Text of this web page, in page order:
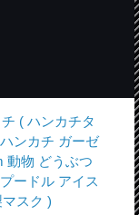
( ハンカチタ
ンカチ ガーゼ
動物 どうぶつ
ードル アイス
スク )